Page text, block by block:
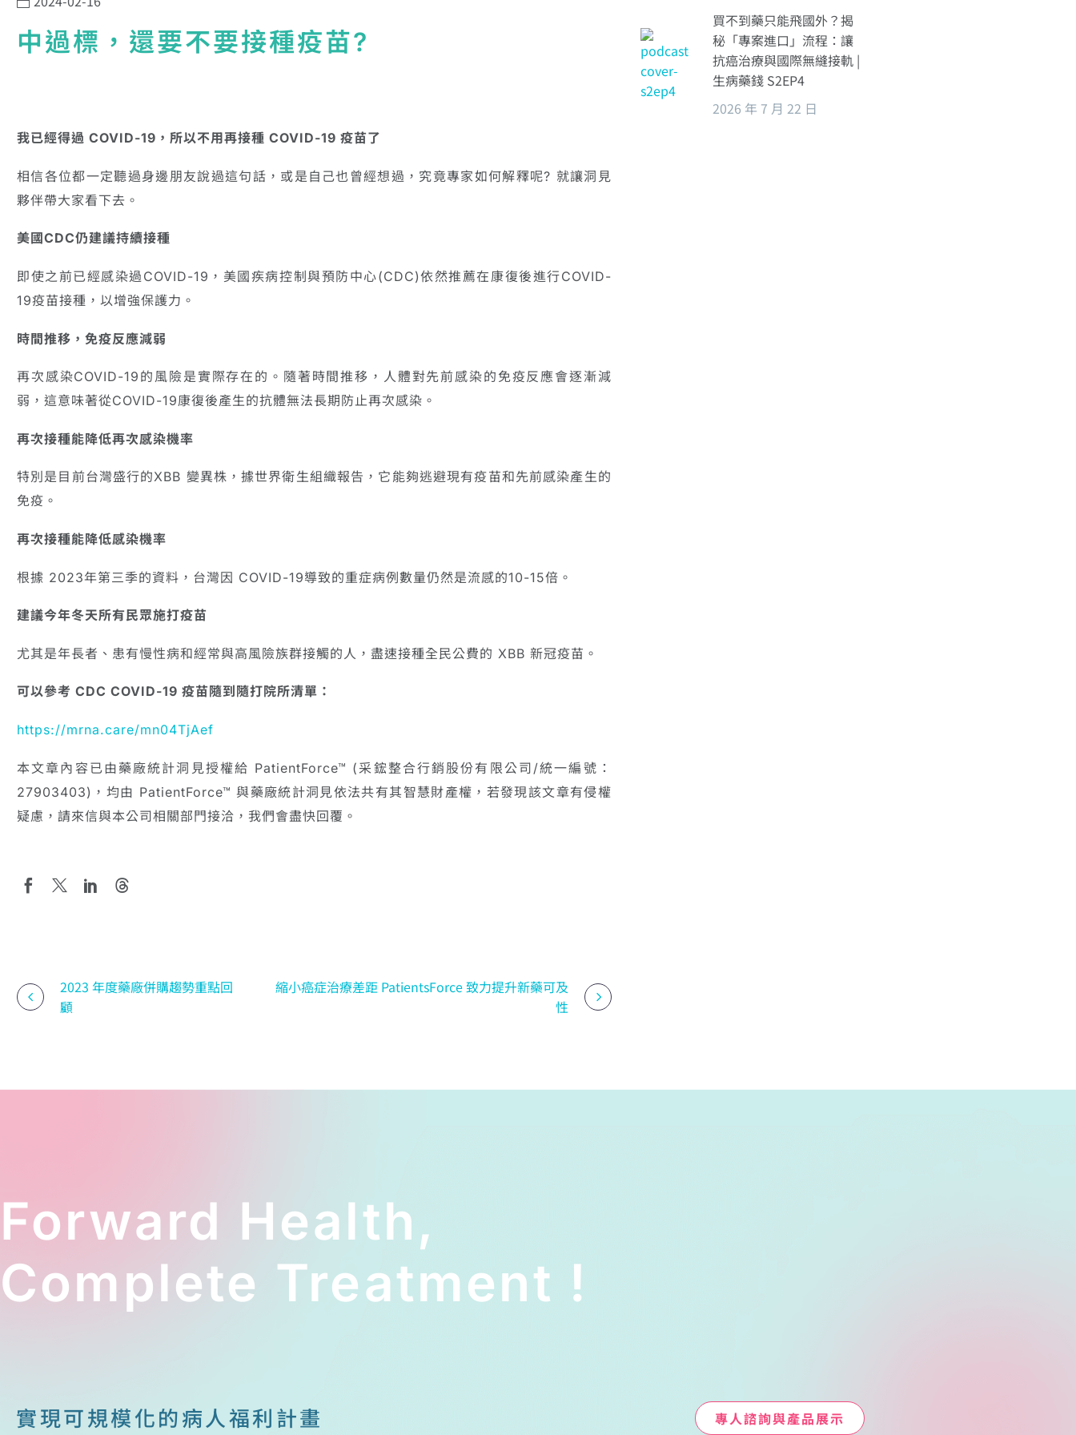
中過標，還要不要接種疫苗?
我已經得過 COVID-19，所以不用再接種 COVID-19 疫苗了
相信各位都一定聽過身邊朋友說過這句話，或是自己也曾經想過，究竟專家如何解釋呢? 就讓洞見
夥伴帶大家看下去。
美國CDC仍建議持續接種
即使之前已經感染過COVID-19，美國疾病控制與預防中心(CDC)依然推薦在康復後進行COVID-
19疫苗接種，以增強保護力。
時間推移，免疫反應減弱
再次感染COVID-19的風險是實際存在的。隨著時間推移，人體對先前感染的免疫反應會逐漸減
弱，這意味著從COVID-19康復後產生的抗體無法長期防止再次感染。
再次接種能降低再次感染機率
特別是目前台灣盛行的XBB 變異株，據世界衛生組織報告，它能夠逃避現有疫苗和先前感染產生的
免疫。
再次接種能降低感染機率
根據 2023年第三季的資料，台灣因 COVID-19導致的重症病例數量仍然是流感的10-15倍。
建議今年冬天所有民眾施打疫苗
尤其是年長者、患有慢性病和經常與高風險族群接觸的人，盡速接種全民公費的 XBB 新冠疫苗。
可以參考 CDC COVID-19 疫苗隨到隨打院所清單：
https://mrna.care/mn04TjAef
本文章內容已由藥廠統計洞見授權給 PatientForce™ (采鋐整合行銷股份有限公司/統一編號：
27903403)，均由 PatientForce™ 與藥廠統計洞見依法共有其智慧財產權，若發現該文章有侵權
疑慮，請來信與本公司相關部門接洽，我們會盡快回覆。
2023 年度藥廠併購趨勢重點回
顧
縮小癌症治療差距 PatientsForce 致力提升新藥可及
性
買不到藥只能飛國外？揭
秘「專案進口」流程：讓
抗癌治療與國際無縫接軌 |
生病藥錢 S2EP4
2026 年 7 月 22 日
Forward Health,
Complete Treatment !
實現可規模化的病人福利計畫 專人諮詢與產品展示